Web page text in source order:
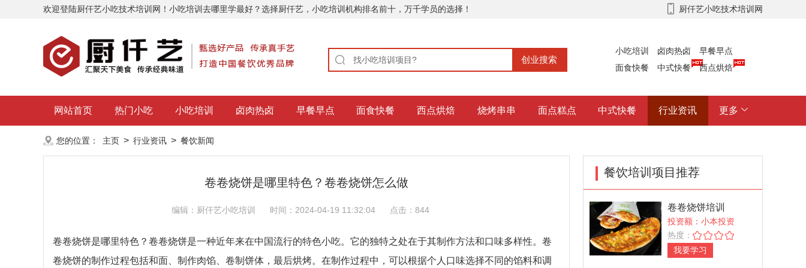
欢迎登陆厨仟艺小吃技术培训网！小吃培训去哪里学最好？选择厨仟艺，小吃培训机构排名前十，万千学员的选择！ 厨仟艺小吃技术培训网
小吃培训 卤肉热卤
早餐早点
面食快餐
中式快餐 西点烘焙
网站首页 热门小吃 小吃培训 卤肉热卤 早餐早点 面食快餐 西点烘焙 烧烤串串 面点糕点 中式快餐 行业资讯 更多
您的位置： 主页 > 行业资讯 > 餐饮新闻
卷卷烧饼是哪里特色？卷卷烧饼怎么做
编辑：厨仟艺小吃培训 时间：2024-04-19 11:32:04 点击： 844
卷卷烧饼是哪里特色？卷卷烧饼是一种近年来在中国流行的特色小吃。它的独特之处在于其制作方法和口味多样性。卷
卷烧饼的制作过程包括和面、制作肉馅、卷制饼体，最后烘烤。在制作过程中，可以根据个人口味选择不同的馅料和调
餐饮培训项目推荐
卷卷烧饼培训
投资额：小本投资
热度：
我要学习